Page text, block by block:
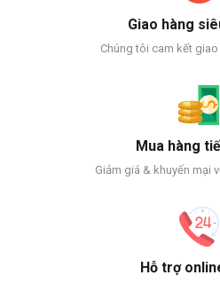
Giao hàng
Chúng tôi cam kết
Mua hàng
Giảm giá & khuyến mại
Hỗ trợ